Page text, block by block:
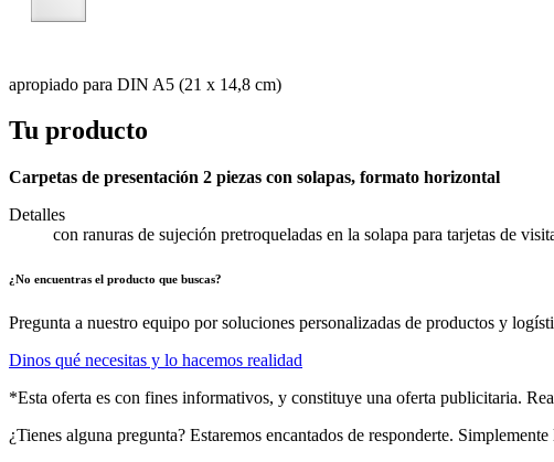
apropiado para DIN A5 (21 x 14,8 cm)
Tu producto
Carpetas de presentación 2 piezas con solapas, formato horizontal
Detalles
con ranuras de sujeción pretroqueladas en la solapa para tarjetas de
¿No encuentras el producto que buscas?
Pregunta a nuestro equipo por soluciones personalizadas de productos y
Dinos qué necesitas y lo hacemos realidad
*Esta oferta es con fines informativos, y constituye una oferta publicitaria.
¿Tienes alguna pregunta? Estaremos encantados de responderte.